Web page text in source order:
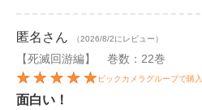
匿名 さん （2026/8/2にレビュー）
【死滅回游編】 巻数：22巻
ビックカメラグループで購入
面白い！